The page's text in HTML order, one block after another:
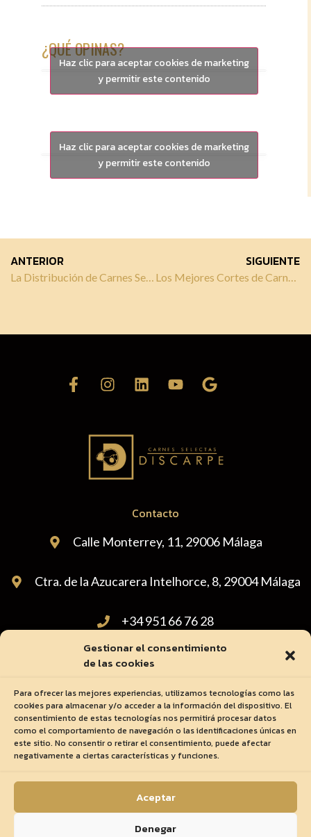
Gestionar el consentimiento
de las cookies
Para ofrecer las mejores experiencias, utilizamos tecnologías como las
cookies para almacenar y/o acceder a la información del dispositivo. El
consentimiento de estas tecnologías nos permitirá procesar datos
como el comportamiento de navegación o las identificaciones únicas en
este sitio. No consentir o retirar el consentimiento, puede afectar
negativamente a ciertas características y funciones.
Aceptar
Denegar
¿QUÉ OPINAS?
Haz clic para aceptar cookies de marketing
y permitir este contenido
Haz clic para aceptar cookies de marketing
y permitir este contenido
ANTERIOR
La Distribución de Carnes Selectas en Málaga: Una Guía Completa
SIGUIENTE
Los Mejores Cortes de Carne de Res: Una Guía Para Conocerlos Todos
Contacto
Calle Monterrey, 11, 29006 Málaga
Ctra. de la Azucarera Intelhorce, 8, 29004 Málaga
+34 951 66 76 28
administracion@carnicasdiscarpe.com
Aviso Legal y Política de Privacidad